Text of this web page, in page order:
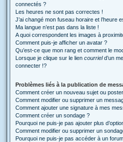
connectés ?
Les heures ne sont pas correctes !
J’ai changé mon fuseau horaire et l’heure
Ma langue n’est pas dans la liste !
A quoi correspondent les images à
Comment puis-je afficher un avatar ?
Qu’est-ce que mon rang et comment le
Lorsque je clique sur le lien courrield’un
connecter !?
Problèmes liés à la publication de
Comment créer un nouveau sujet ou
Comment modifier ou supprimer un
Comment ajouter une signature à mes
Comment créer un sondage ?
Pourquoi ne puis-je pas ajouter plus
Comment modifier ou supprimer un
Pourquoi ne puis-je pas accéder à un